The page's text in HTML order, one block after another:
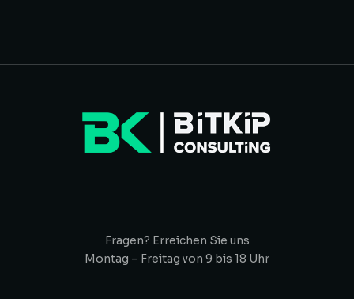
Fragen? Erreichen Sie uns
Montag – Freitag von 9 bis 18 Uhr